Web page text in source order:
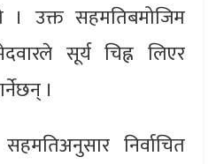
उक्त सहमतिबमोजिम
सूर्य चिह्न लिएर
।
निर्वाचित